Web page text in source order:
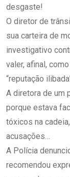
desgaste!
O diretor de
sua carteira de
investigativo
valer, afinal,
“reputação
A diretora de um
porque estava
tóxicos na
acusações…
A Polícia
recomendou